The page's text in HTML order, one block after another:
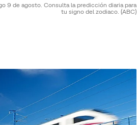
9 de agosto. Consulta la predicción diaria para
tu signo del zodiaco. (ABC)